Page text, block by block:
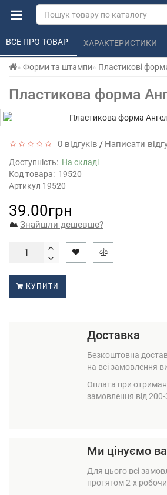
Форми та штампи Пластикові
Пластикова форма
ВСЕ ПРО ТОВАР ХАРАКТЕРИСТИКИ
0 відгуків / Написати
Доступність: На складі
Код товара: 19520
Артикул 19520
39.00грн
Знайшли дешевше?
КУПИТИ
Доставка
Безкоштовна
на всі замовлення
Оплата при
замовлення від
Ми цінуємо
Для цього всі
протягом 2-х